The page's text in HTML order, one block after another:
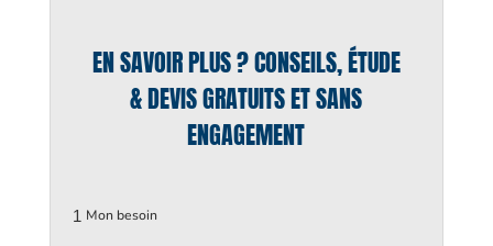
EN SAVOIR PLUS ? CONSEILS, ÉTUDE
& DEVIS GRATUITS ET SANS
ENGAGEMENT
1 Mon besoin